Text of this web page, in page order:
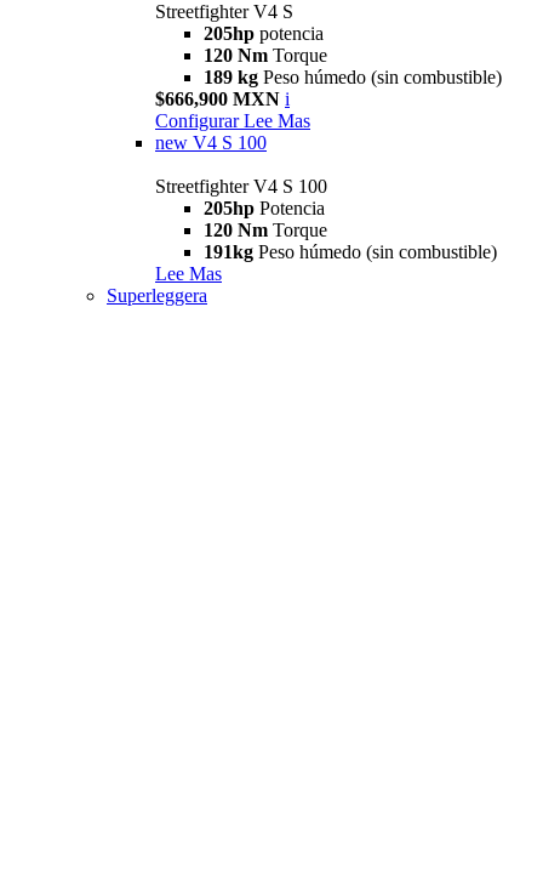
Streetfighter V4 S
205hp potencia
120 Nm Torque
189 kg Peso húmedo (sin combustible)
$666,900 MXN i
Configurar Lee Mas
new V4 S 100
Streetfighter V4 S 100
205hp Potencia
120 Nm Torque
191kg Peso húmedo (sin combustible)
Lee Mas
Superleggera